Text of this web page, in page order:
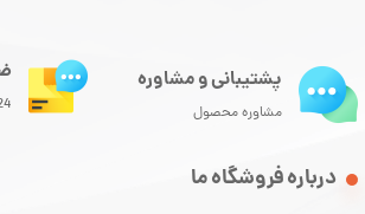
درباره فروشگاه ما
پشتیبانی و مشاوره
مشاوره محصول 24 ساعت